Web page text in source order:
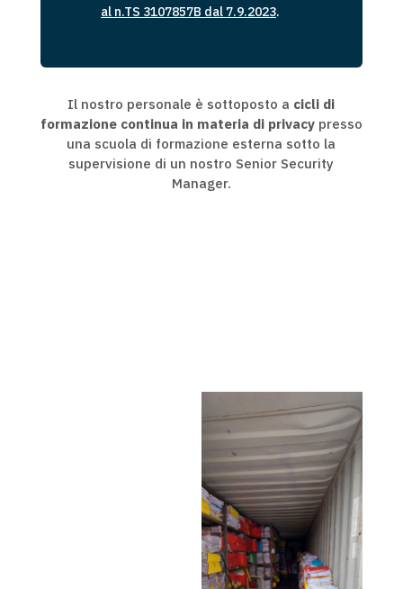
al n.TS 3107857B dal 7.9.2023.
Il nostro personale è sottoposto a cicli di
formazione continua in materia di privacypresso
una scuola di formazione esterna sotto la
supervisione di un nostro Senior Security
Manager.